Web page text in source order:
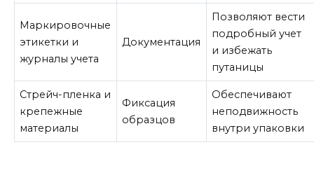
Маркировочные
этикетки и
журналы учета
Документация
Позволяют вести
подробный учет
и избежать
путаницы
Стрейч-пленка и
крепежные
материалы
Фиксация
образцов
Обеспечивают
неподвижность
внутри упаковки